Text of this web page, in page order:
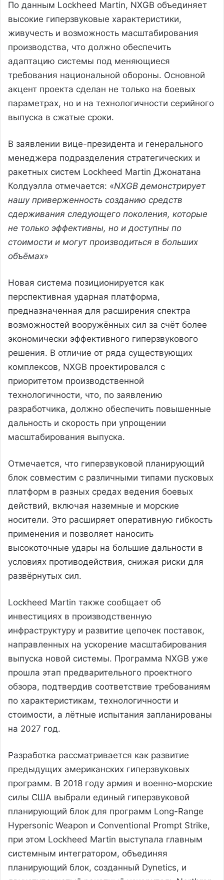
По данным Lockheed Martin, NXGB объединяет
высокие гиперзвуковые характеристики,
живучесть и возможность масштабирования
производства, что должно обеспечить
адаптацию системы под меняющиеся
требования национальной обороны. Основной
акцент проекта сделан не только на боевых
параметрах, но и на технологичности серийного
выпуска в сжатые сроки.
В заявлении вице-президента и генерального
менеджера подразделения стратегических и
ракетных систем Lockheed Martin Джонатана
Колдуэлла отмечается: «NXGB демонстрирует
нашу приверженность созданию средств
сдерживания следующего поколения, которые
не только эффективны, но и доступны по
стоимости и могут производиться в больших
объёмах»
Новая система позиционируется как
перспективная ударная платформа,
предназначенная для расширения спектра
возможностей вооружённых сил за счёт более
экономически эффективного гиперзвукового
решения. В отличие от ряда существующих
комплексов, NXGB проектировался с
приоритетом производственной
технологичности, что, по заявлению
разработчика, должно обеспечить повышенные
дальность и скорость при упрощении
масштабирования выпуска.
Отмечается, что гиперзвуковой планирующий
блок совместим с различными типами пусковых
платформ в разных средах ведения боевых
действий, включая наземные и морские
носители. Это расширяет оперативную гибкость
применения и позволяет наносить
высокоточные удары на большие дальности в
условиях противодействия, снижая риски для
развёрнутых сил.
Lockheed Martin также сообщает об
инвестициях в производственную
инфраструктуру и развитие цепочек поставок,
направленных на ускорение масштабирования
выпуска новой системы. Программа NXGB уже
прошла этап предварительного проектного
обзора, подтвердив соответствие требованиям
по характеристикам, технологичности и
стоимости, а лётные испытания запланированы
на 2027 год.
Разработка рассматривается как развитие
предыдущих американских гиперзвуковых
программ. В 2018 году армия и военно-морские
силы США выбрали единый гиперзвуковой
планирующий блок для программ Long-Range
Hypersonic Weapon и Conventional Prompt Strike,
при этом Lockheed Martin выступала главным
системным интегратором, объединяя
планирующий блок, созданный Dynetics, и